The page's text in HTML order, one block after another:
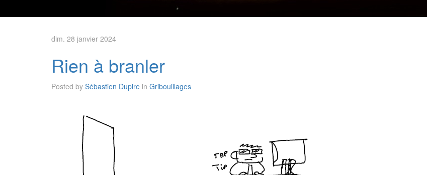
dim. 28 janvier 2024
Rien à branler
Posted by Sébastien Dupire in Gribouillages